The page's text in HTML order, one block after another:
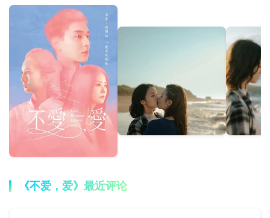
《不爱，爱》最近评论